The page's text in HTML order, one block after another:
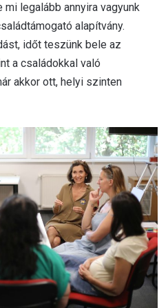
legalább annyira vagyunk
alapítvány.
időt teszünk bele az
a családokkal való
akkor ott, helyi szinten